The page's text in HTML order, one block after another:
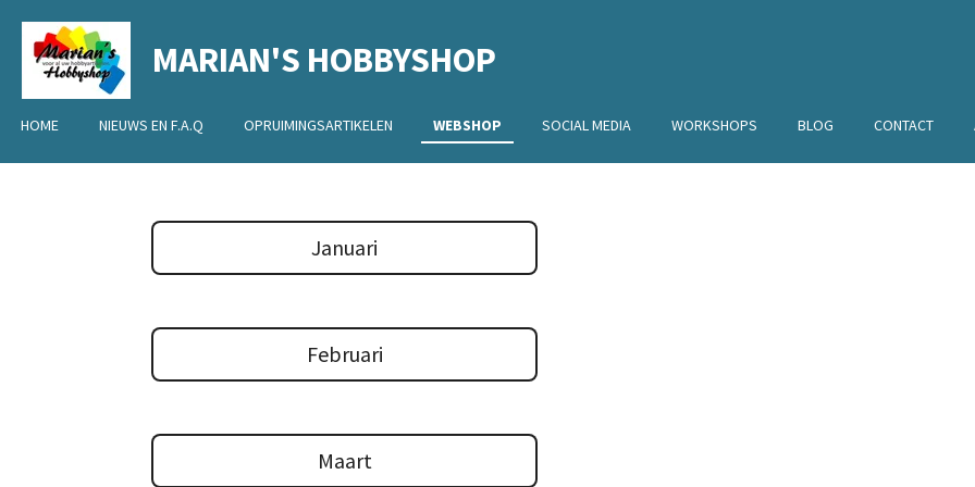
Ga
direct
naar
de
hoofdinhoud
MARIAN'S HOBBYSHOP
HOME NIEUWS EN F.A.Q OPRUIMINGSARTIKELEN WEBSHOP SOCIAL MEDIA WORKSHOPS BLOG CONTACT
Januari
Februari
Maart